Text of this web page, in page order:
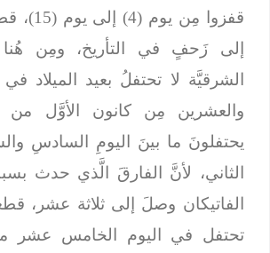
قفزوا مِن
إلى زَحفٍ في التأريخ، ومِن هُنا
الشرقيَّة لا تحتفلُ بعيد الميلاد
والعشرين مِن كانون الأوَّل من
يحتفلونَ ما بينَ اليومِ السادسِ
الثاني، لأنَّ الفارقَ الَّذي حدث
الفاتيكان وصلَ إلى ثلاثة عشر،
تحتفل في اليوم الخامس عشر